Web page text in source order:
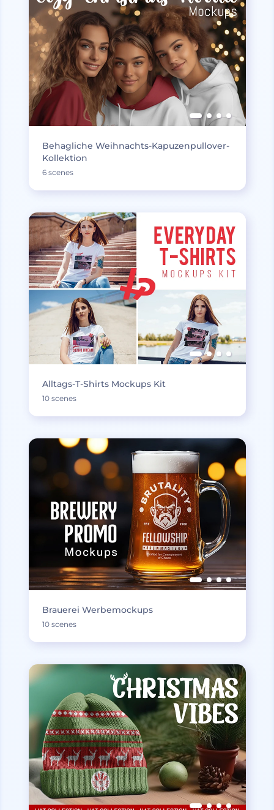
Behagliche Weihnachts-Kapuzenpullover-
Kollektion
6 scenes
Alltags-T-Shirts Mockups Kit
10 scenes
Brauerei Werbemockups
10 scenes